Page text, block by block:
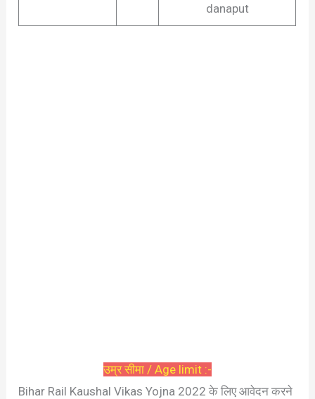
danaput
उम्र सीमा / Age limit :-
Bihar Rail Kaushal Vikas Yojna 2022 के लिए आवेदन करने